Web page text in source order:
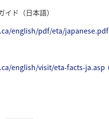
イド（日本語）
english/pdf/eta/japanese.pdf
english/visit/eta-facts-ja.asp